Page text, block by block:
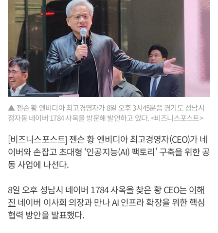
▲ 젠슨 황 엔비디아 최고경영자가 8일 오후 3시45분쯤 경기도 성남시
정자동 네이버 1784 사옥을 방문해 발언하고 있다. <비즈니스포스트>
[비즈니스포스트] 젠슨 황 엔비디아 최고경영자(CEO)가 네
이버와 손잡고 초대형 ‘인공지능(AI) 팩토리’ 구축을 위한 공
동 사업에 나선다.
8일 오후 성남시 네이버 1784 사옥을 찾은 황 CEO는이해
진 네이버 이사회 의장과 만나 AI 인프라 확장을 위한 핵심
협력 방안을 발표했다.